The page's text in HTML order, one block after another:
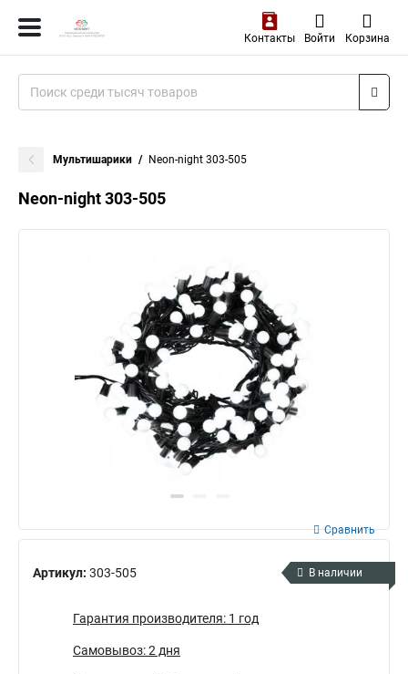
Контакты Войти Корзина
Мультишарики Neon-night 303-505
Neon-night 303-505
Артикул: 303-505
Сравнить
В наличии
Гарантия производителя: 1 год
Самовывоз: 2 дня